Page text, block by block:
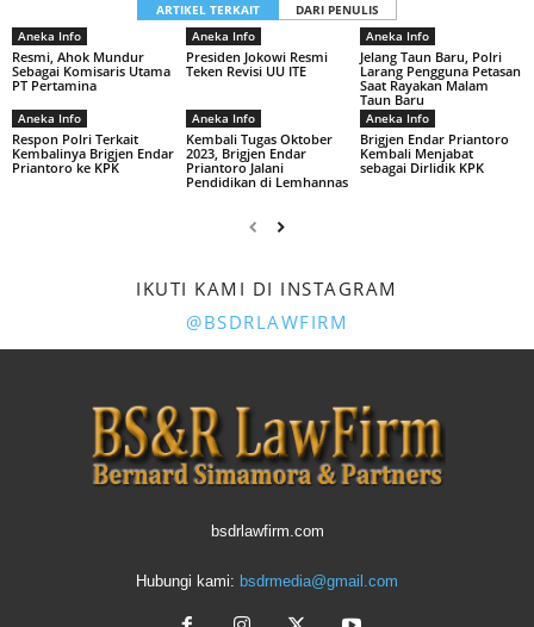
ARTIKEL TERKAIT
DARI PENULIS
Aneka Info
Resmi, Ahok Mundur
Sebagai Komisaris Utama
PT Pertamina
Aneka Info
Presiden Jokowi Resmi
Teken Revisi UU ITE
Aneka Info
Jelang Taun Baru, Polri
Larang Pengguna Petasan
Saat Rayakan Malam
Taun Baru
Aneka Info
Respon Polri Terkait
Kembalinya Brigjen Endar
Priantoro ke KPK
Aneka Info
Kembali Tugas Oktober
2023, Brigjen Endar
Priantoro Jalani
Pendidikan di Lemhannas
Aneka Info
Brigjen Endar Priantoro
Kembali Menjabat
sebagai Dirlidik KPK
IKUTI KAMI DI INSTAGRAM
@BSDRLAWFIRM
bsdrlawfirm.com
Hubungi kami: bsdrmedia@gmail.com